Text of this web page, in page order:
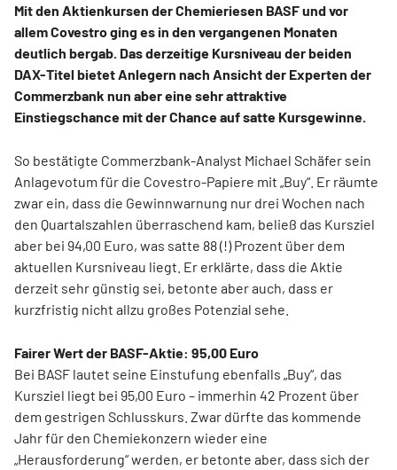
Mit den Aktienkursen der Chemieriesen BASF und vor
allem Covestro ging es in den vergangenen Monaten
deutlich bergab. Das derzeitige Kursniveau der beiden
DAX-Titel bietet Anlegern nach Ansicht der Experten der
Commerzbank nun aber eine sehr attraktive
Einstiegschance mit der Chance auf satte Kursgewinne.
So bestätigte Commerzbank-Analyst Michael Schäfer sein
Anlagevotum für die Covestro-Papiere mit „Buy“. Er räumte
zwar ein, dass die Gewinnwarnung nur drei Wochen nach
den Quartalszahlen überraschend kam, beließ das Kursziel
aber bei 94,00 Euro, was satte 88 (!) Prozent über dem
aktuellen Kursniveau liegt. Er erklärte, dass die Aktie
derzeit sehr günstig sei, betonte aber auch, dass er
kurzfristig nicht allzu großes Potenzial sehe.
Fairer Wert der BASF-Aktie: 95,00 Euro
Bei BASF lautet seine Einstufung ebenfalls „Buy“, das
Kursziel liegt bei 95,00 Euro – immerhin 42 Prozent über
dem gestrigen Schlusskurs. Zwar dürfte das kommende
Jahr für den Chemiekonzern wieder eine
„Herausforderung“ werden, er betonte aber, dass sich der